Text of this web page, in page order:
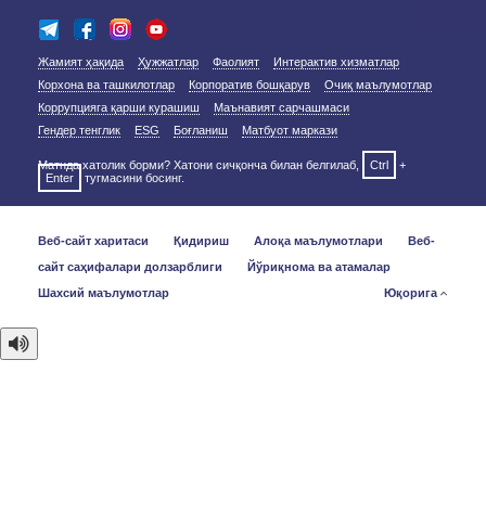
Жамият ҳақида Ҳужжатлар Фаолият
Интерактив хизматлар
Корхона ва ташкилотлар
Корпоратив бошқарув
Очиқ маълумотлар
Коррупцияга қарши курашиш
Маънавият сарчашмаси
Гендер тенглик
ESG Боғланиш Матбуот маркази
Матнда хатолик борми? Хатони сичқонча билан белгилаб, Ctrl
+
Enter
тугмасини босинг.
Веб-сайт харитаси Қидириш Алоқа маълумотлари
Веб-
сайт саҳифалари долзарблиги
Йўриқнома ва атамалар
Шахсий маълумотлар
Юқорига